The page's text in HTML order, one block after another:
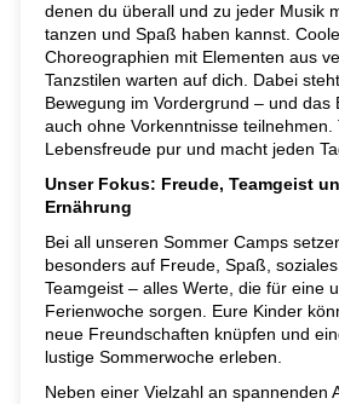
denen du überall und zu jeder Musik
tanzen und Spaß haben kannst.
Choreographien mit Elementen aus
Tanzstilen warten auf dich. Dabei
Bewegung im Vordergrund – und das
auch ohne Vorkenntnisse teilnehmen.
Lebensfreude pur und macht jeden
Unser Fokus: Freude, Teamgeist
Ernährung
Bei all unseren Sommer Camps
besonders auf Freude, Spaß,
Teamgeist – alles Werte, die für eine
Ferienwoche sorgen. Eure Kinder
neue Freundschaften knüpfen und
lustige Sommerwoche erleben.
Neben einer Vielzahl an spannenden